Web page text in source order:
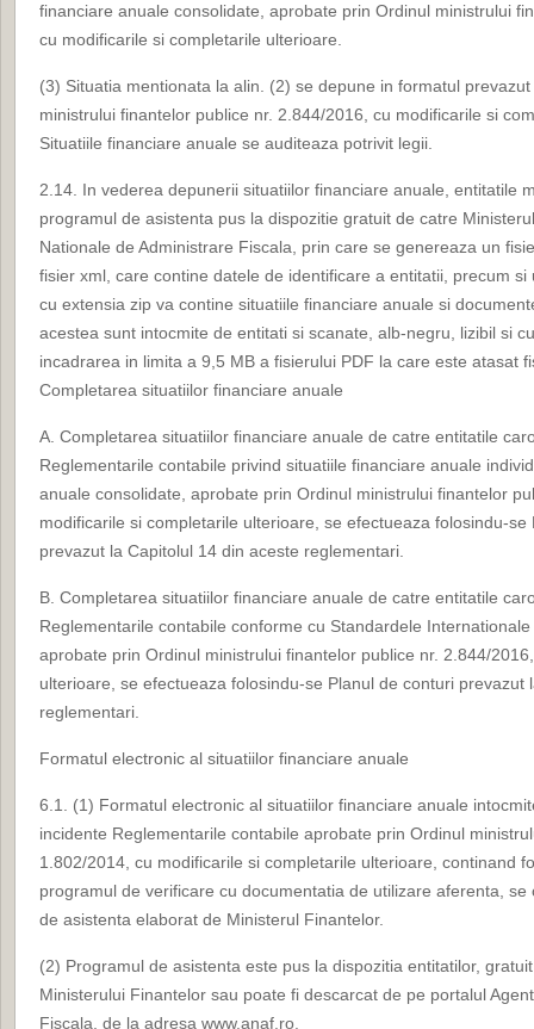
financiare anuale consolidate, aprobate prin Ordinul ministrului
cu modificarile si completarile ulterioare.
(3) Situatia mentionata la alin. (2) se depune in formatul
ministrului finantelor publice nr. 2.844/2016, cu modificarile si
Situatiile financiare anuale se auditeaza potrivit legii.
2.14. In vederea depunerii situatiilor financiare anuale, entitatile
programul de asistenta pus la dispozitie gratuit de catre
Nationale de Administrare Fiscala, prin care se genereaza un
fisier xml, care contine datele de identificare a entitatii, precum
cu extensia zip va contine situatiile financiare anuale si
acestea sunt intocmite de entitati si scanate, alb-negru, lizibil si
incadrarea in limita a 9,5 MB a fisierului PDF la care este atasat
Completarea situatiilor financiare anuale
A. Completarea situatiilor financiare anuale de catre entitatile
Reglementarile contabile privind situatiile financiare anuale
anuale consolidate, aprobate prin Ordinul ministrului finantelor
modificarile si completarile ulterioare, se efectueaza folosindu-
prevazut la Capitolul 14 din aceste reglementari.
B. Completarea situatiilor financiare anuale de catre entitatile
Reglementarile contabile conforme cu Standardele
aprobate prin Ordinul ministrului finantelor publice nr. 2.844/
ulterioare, se efectueaza folosindu-se Planul de conturi prevazut
reglementari.
Formatul electronic al situatiilor financiare anuale
6.1. (1) Formatul electronic al situatiilor financiare anuale
incidente Reglementarile contabile aprobate prin Ordinul
1.802/2014, cu modificarile si completarile ulterioare, continand
programul de verificare cu documentatia de utilizare aferenta,
de asistenta elaborat de Ministerul Finantelor.
(2) Programul de asistenta este pus la dispozitia entitatilor,
Ministerului Finantelor sau poate fi descarcat de pe portalul
Fiscala, de la adresa www.anaf.ro.